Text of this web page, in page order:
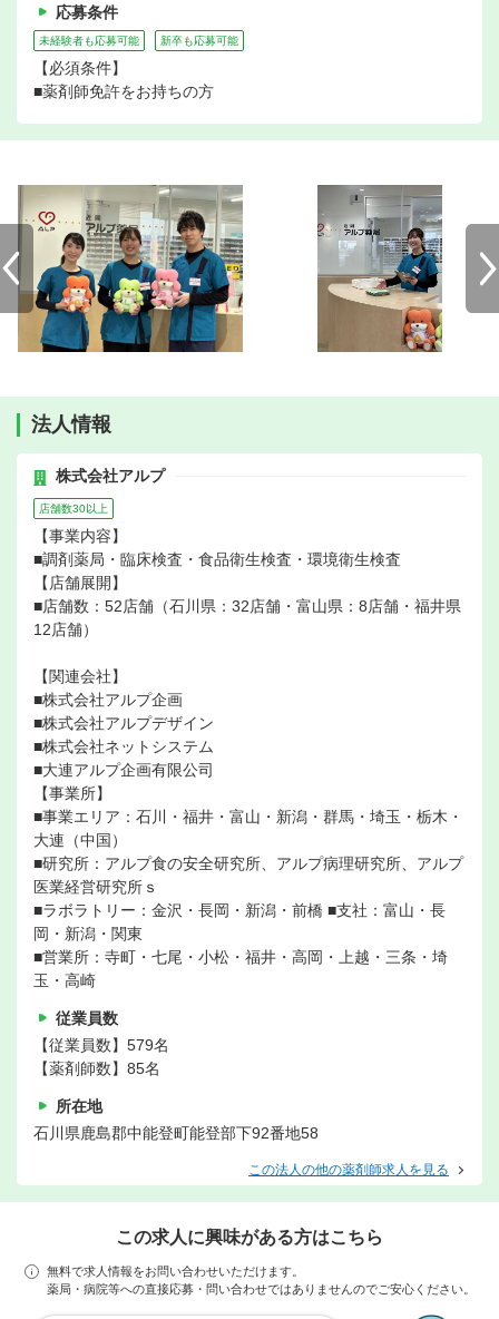
応募条件
未経験者も応募可能 新卒も応募可能
【必須条件】
■薬剤師免許をお持ちの方
法人情報
株式会社アルプ
店舗数30以上
【事業内容】
■調剤薬局・臨床検査・食品衛生検査・環境衛生検査
【店舗展開】
■店舗数：52店舗（石川県：32店舗・富山県：8店舗・福井県
12店舗）
【関連会社】
■株式会社アルプ企画
■株式会社アルプデザイン
■株式会社ネットシステム
■大連アルプ企画有限公司
【事業所】
■事業エリア：石川・福井・富山・新潟・群馬・埼玉・栃木・
大連（中国）
■研究所：アルプ食の安全研究所、アルプ病理研究所、アルプ
医業経営研究所ｓ
■ラボラトリー：金沢・長岡・新潟・前橋 ■支社：富山・長
岡・新潟・関東
■営業所：寺町・七尾・小松・福井・高岡・上越・三条・埼
玉・高崎
従業員数
【従業員数】579名
【薬剤師数】85名
所在地
石川県鹿島郡中能登町能登部下92番地58
この法人の他の薬剤師求人を見る
この求人に興味がある方はこちら
無料で求人情報をお問い合わせいただけます。
薬局・病院等への直接応募・問い合わせではありませんのでご安心ください。